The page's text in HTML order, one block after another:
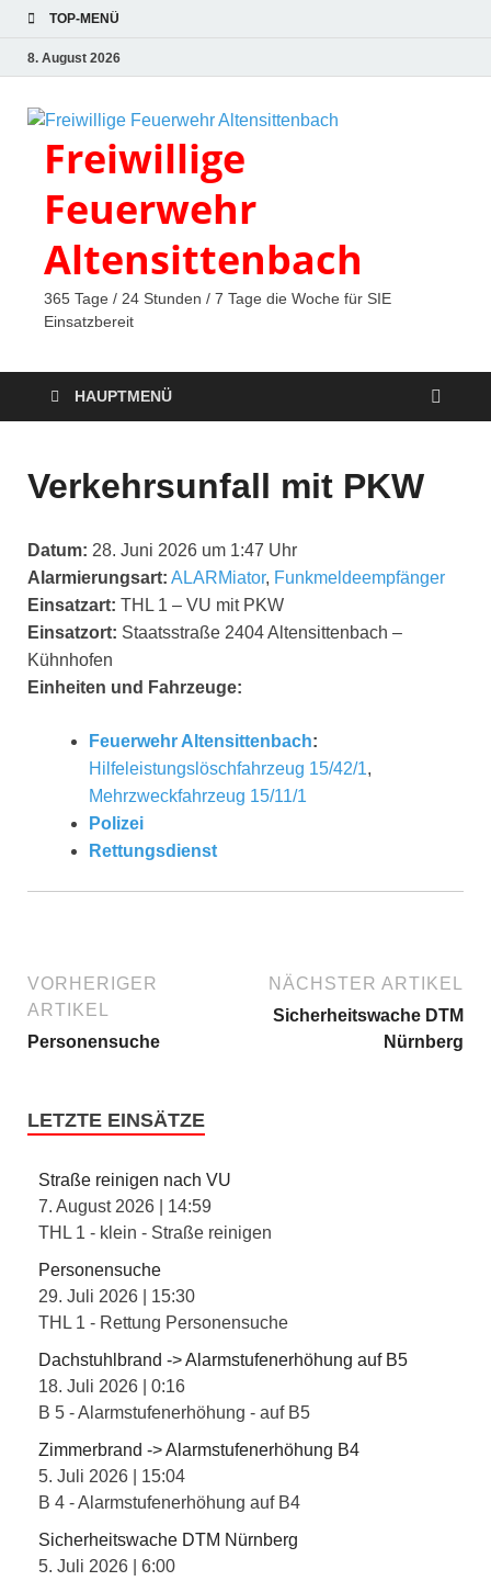
TOP-MENÜ
8. August 2026
Freiwillige
Feuerwehr
Altensittenbach
365 Tage / 24 Stunden / 7 Tage die Woche für SIE
Einsatzbereit
HAUPTMENÜ
Verkehrsunfall mit PKW
Datum: 28. Juni 2026 um 1:47 Uhr
Alarmierungsart: ALARMiator, Funkmeldeempfänger
Einsatzart: THL 1 – VU mit PKW
Einsatzort: Staatsstraße 2404 Altensittenbach –
Kühnhofen
Einheiten und Fahrzeuge:
Feuerwehr Altensittenbach:
Hilfeleistungslöschfahrzeug 15/42/1,
Mehrzweckfahrzeug 15/11/1
Polizei
Rettungsdienst
VORHERIGER
ARTIKEL
Personensuche
NÄCHSTER ARTIKEL
Sicherheitswache DTM
Nürnberg
LETZTE EINSÄTZE
Straße reinigen nach VU
7. August 2026
14:59
THL 1 - klein - Straße reinigen
Personensuche
29. Juli 2026
15:30
THL 1 - Rettung Personensuche
Dachstuhlbrand -> Alarmstufenerhöhung auf B5
18. Juli 2026
0:16
B 5 - Alarmstufenerhöhung - auf B5
Zimmerbrand -> Alarmstufenerhöhung B4
5. Juli 2026
15:04
B 4 - Alarmstufenerhöhung auf B4
Sicherheitswache DTM Nürnberg
5. Juli 2026
6:00